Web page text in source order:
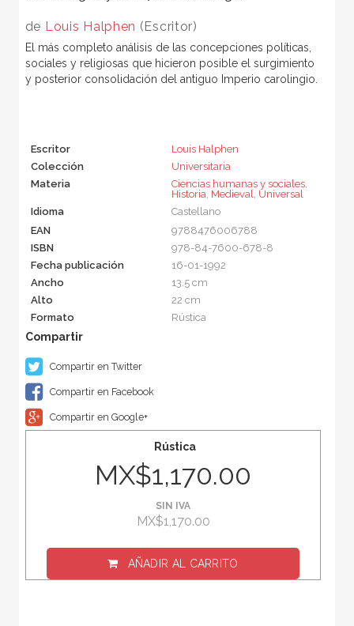
de Louis Halphen (Escritor)
El más completo análisis de las concepciones políticas,
sociales y religiosas que hicieron posible el surgimiento
y posterior consolidación del antiguo Imperio carolingio.
Escritor
Louis Halphen
Colección
Universitaria
Materia
Ciencias humanas y sociales,
Historia, Medieval, Universal
Idioma
Castellano
EAN
9788476006788
ISBN
978-84-7600-678-8
Fecha publicación
16-01-1992
Ancho
13.5 cm
Alto
22 cm
Formato
Rústica
Compartir en Twitter
Compartir en Facebook
Compartir en Google+
Rústica
MX$1,170.00
SIN IVA
MX$1,170.00
AÑADIR AL CARRITO